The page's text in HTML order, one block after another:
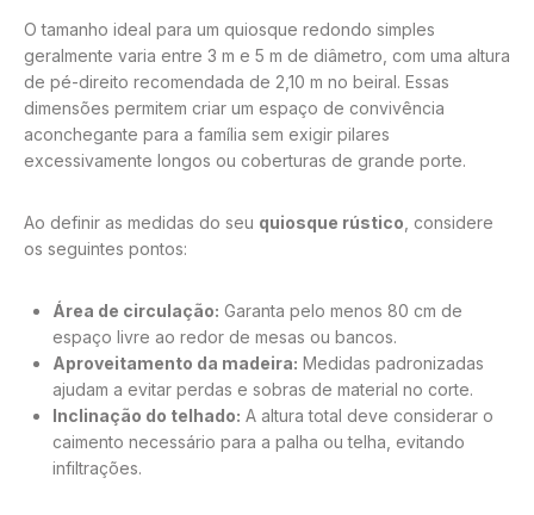
O tamanho ideal para um quiosque redondo simples
geralmente varia entre 3 m e 5 m de diâmetro, com uma altura
de pé-direito recomendada de 2,10 m no beiral. Essas
dimensões permitem criar um espaço de convivência
aconchegante para a família sem exigir pilares
excessivamente longos ou coberturas de grande porte.
Ao definir as medidas do seu quiosque rústico , considere
os seguintes pontos:
Área de circulação: Garanta pelo menos 80 cm de
espaço livre ao redor de mesas ou bancos.
Aproveitamento da madeira: Medidas padronizadas
ajudam a evitar perdas e sobras de material no corte.
Inclinação do telhado: A altura total deve considerar o
caimento necessário para a palha ou telha, evitando
infiltrações.